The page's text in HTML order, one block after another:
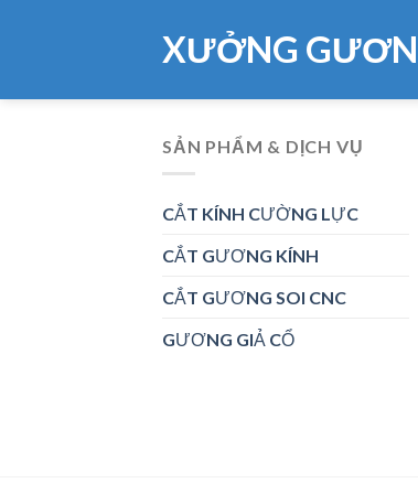
XƯỞNG
SẢN PHẨM & DỊCH VỤ
CẮT KÍNH CƯỜNG LỰC
CẮT GƯƠNG KÍNH
CẮT GƯƠNG SOI CNC
GƯƠNG GIẢ CỔ